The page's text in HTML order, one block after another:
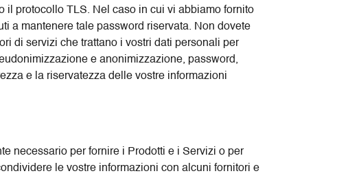
il protocollo TLS. Nel caso in cui vi abbiamo fornito
a mantenere tale password riservata. Non dovete
di servizi che trattano i vostri dati personali per
e anonimizzazione, password,
e la riservatezza delle vostre informazioni
necessario per fornire i Prodotti e i Servizi o per
le vostre informazioni con alcuni fornitori e